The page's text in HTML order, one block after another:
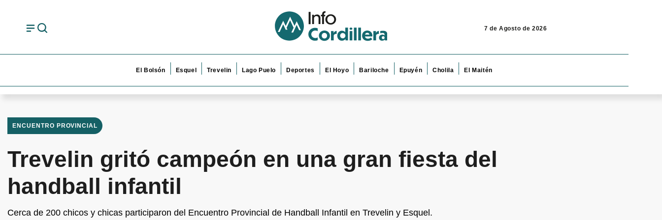
7 de Agosto de 2026
El Bolsón Esquel Trevelin Lago Puelo Deportes El Hoyo Bariloche Epuyén Cholila El Maitén
ENCUENTRO PROVINCIAL
Trevelin gritó campeón en una gran fiesta del
handball infantil
Cerca de 200 chicos y chicas participaron del Encuentro Provincial de Handball Infantil en Trevelin y Esquel.